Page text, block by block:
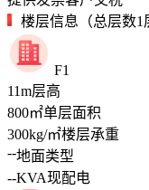
楼层信息（总层数1
F1
11m层高
800㎡单层面积
300kg/㎡楼层承重
--地面类型
--KVA现配电